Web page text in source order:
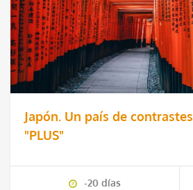
Japón. Un país de contrastes
"PLUS"
-20 días